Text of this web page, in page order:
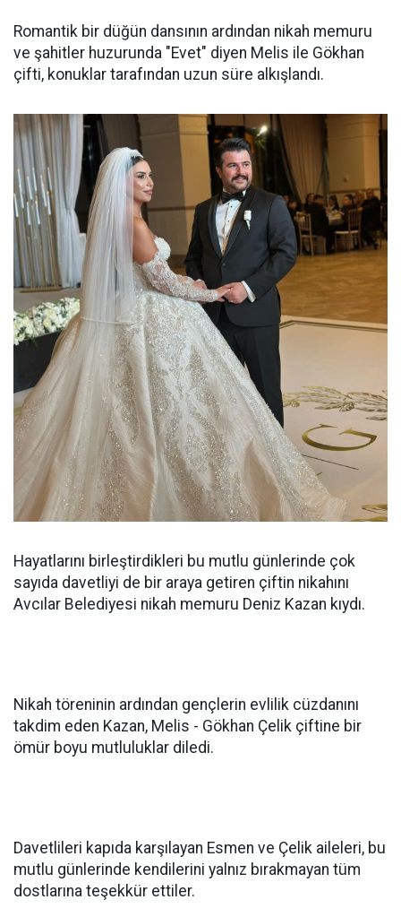
Romantik bir düğün dansının ardından nikah memuru
ve şahitler huzurunda "Evet" diyen Melis ile Gökhan
çifti, konuklar tarafından uzun süre alkışlandı.
Hayatlarını birleştirdikleri bu mutlu günlerinde çok
sayıda davetliyi de bir araya getiren çiftin nikahını
Avcılar Belediyesi nikah memuru Deniz Kazan kıydı.
Nikah töreninin ardından gençlerin evlilik cüzdanını
takdim eden Kazan, Melis - Gökhan Çelik çiftine bir
ömür boyu mutluluklar diledi.
Davetlileri kapıda karşılayan Esmen ve Çelik aileleri, bu
mutlu günlerinde kendilerini yalnız bırakmayan tüm
dostlarına teşekkür ettiler.